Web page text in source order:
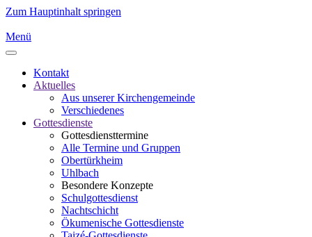
Zum Hauptinhalt springen
Menü
Kontakt
Aktuelles
Aus unserer Kirchengemeinde
Verschiedenes
Gottesdienste
Gottesdiensttermine
Alle Termine und Gruppen
Obertürkheim
Uhlbach
Besondere Konzepte
Schulgottesdienst
Nachtschicht
Ökumenische Gottesdienste